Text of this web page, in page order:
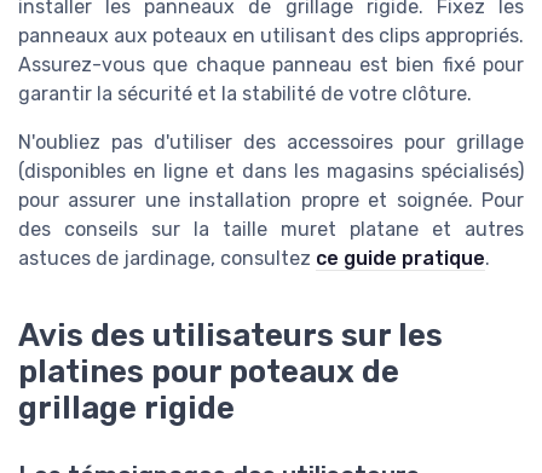
installer les panneaux de grillage rigide. Fixez les
panneaux aux poteaux en utilisant des clips appropriés.
Assurez-vous que chaque panneau est bien fixé pour
garantir la sécurité et la stabilité de votre clôture.
N'oubliez pas d'utiliser des accessoires pour grillage
(disponibles en ligne et dans les magasins spécialisés)
pour assurer une installation propre et soignée. Pour
des conseils sur la taille muret platane et autres
astuces de jardinage, consultez ce guide pratique.
Avis des utilisateurs sur les
platines pour poteaux de
grillage rigide